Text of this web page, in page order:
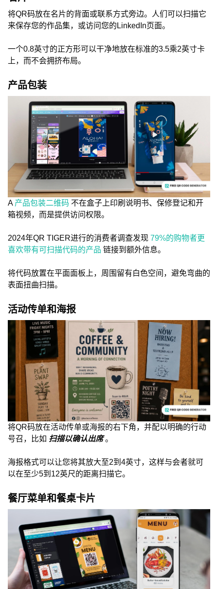
将QR码放在名片的背面或联系方式旁边。人们可以扫描它
来保存您的作品集，或访问您的LinkedIn页面。
一个0.8英寸的正方形可以干净地放在标准的3.5乘2英寸卡
上，而不会拥挤布局。
产品包装
A 产品包装二维码 不在盒子上印刷说明书、保修登记和开
箱视频，而是提供访问权限。
2024年QR TIGER进行的消费者调查发现 79%的购物者更
喜欢带有可扫描代码的产品 链接到额外信息。
将代码放置在平面面板上，周围留有白色空间，避免弯曲的
表面扭曲扫描。
活动传单和海报
将QR码放在活动传单或海报的右下角，并配以明确的行动
号召，比如 扫描以确认出席。
海报格式可以让您将其放大至2到4英寸，这样与会者就可
以在至少5到12英尺的距离扫描它。
餐厅菜单和餐桌卡片